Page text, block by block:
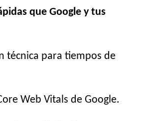
que Google y tus
técnica para tiempos de
Web Vitals de Google.